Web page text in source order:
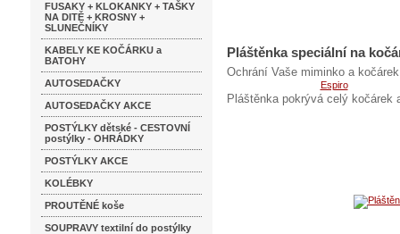
FUSAKY + KLOKANKY + TAŠKY
NA DITĚ + KROSNY +
SLUNEČNÍKY
KABELY KE KOČÁRKU a
BATOHY
AUTOSEDAČKY
AUTOSEDAČKY AKCE
POSTÝLKY dětské - CESTOVNÍ
postýlky - OHRÁDKY
POSTÝLKY AKCE
KOLÉBKY
PROUTĚNÉ koše
SOUPRAVY textilní do postýlky
Pláštěnka speciální na
Ochrání Vaše miminko a
Pláštěnka pokrývá celý